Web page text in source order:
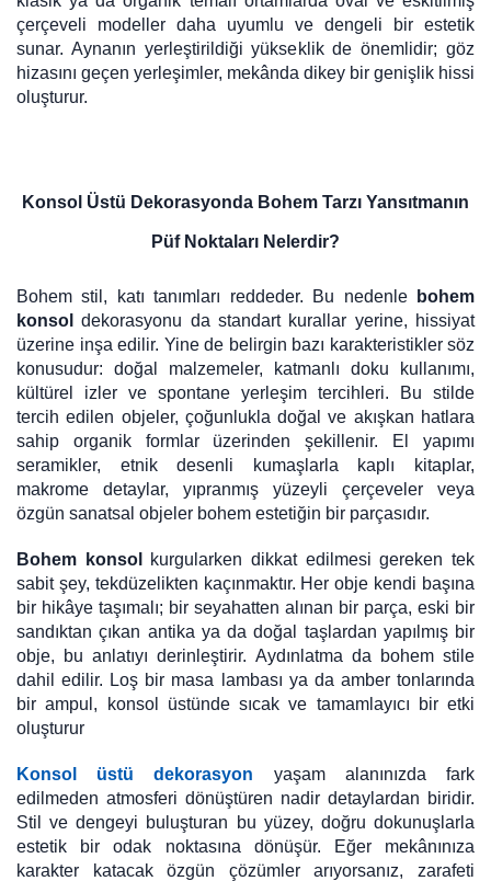
çerçeveli modeller daha uyumlu ve dengeli bir estetik
sunar. Aynanın yerleştirildiği yükseklik de önemlidir; göz
hizasını geçen yerleşimler, mekânda dikey bir genişlik hissi
oluşturur.
Konsol Üstü Dekorasyonda Bohem Tarzı Yansıtmanın
Püf Noktaları Nelerdir?
Bohem stil, katı tanımları reddeder. Bu nedenle
bohem
konsol
dekorasyonu da standart kurallar yerine, hissiyat
üzerine inşa edilir. Yine de belirgin bazı karakteristikler söz
konusudur: doğal malzemeler, katmanlı doku kullanımı,
kültürel izler ve spontane yerleşim tercihleri. Bu stilde
tercih edilen objeler, çoğunlukla doğal ve akışkan hatlara
sahip organik formlar üzerinden şekillenir. El yapımı
seramikler, etnik desenli kumaşlarla kaplı kitaplar,
makrome detaylar, yıpranmış yüzeyli çerçeveler veya
özgün sanatsal objeler bohem estetiğin bir parçasıdır.
Bohem konsol
kurgularken dikkat edilmesi gereken tek
sabit şey, tekdüzelikten kaçınmaktır. Her obje kendi başına
bir hikâye taşımalı; bir seyahatten alınan bir parça, eski bir
sandıktan çıkan antika ya da doğal taşlardan yapılmış bir
obje, bu anlatıyı derinleştirir. Aydınlatma da bohem stile
dahil edilir. Loş bir masa lambası ya da amber tonlarında
bir ampul, konsol üstünde sıcak ve tamamlayıcı bir etki
oluşturur
Konsol üstü dekorasyon yaşam alanınızda fark
edilmeden atmosferi dönüştüren nadir detaylardan biridir.
Stil ve dengeyi buluşturan bu yüzey, doğru dokunuşlarla
estetik bir odak noktasına dönüşür. Eğer mekânınıza
karakter katacak özgün çözümler arıyorsanız, zarafeti